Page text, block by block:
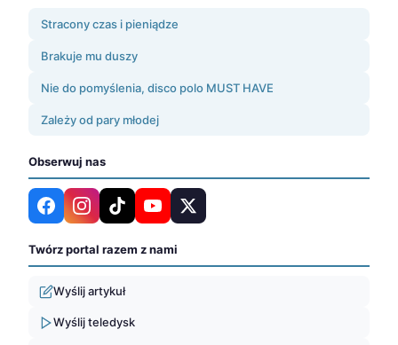
Stracony czas i pieniądze
Brakuje mu duszy
Nie do pomyślenia, disco polo MUST HAVE
Zależy od pary młodej
Obserwuj nas
Twórz portal razem z nami
Wyślij artykuł
Wyślij teledysk